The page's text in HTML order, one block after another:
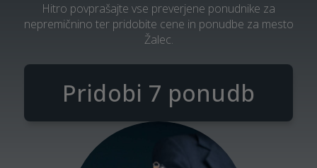
Hitro povprašajte vse preverjene ponudnike za
nepremičnino ter pridobite cene in ponudbe za mesto
Žalec.
Pridobi 7 ponudb